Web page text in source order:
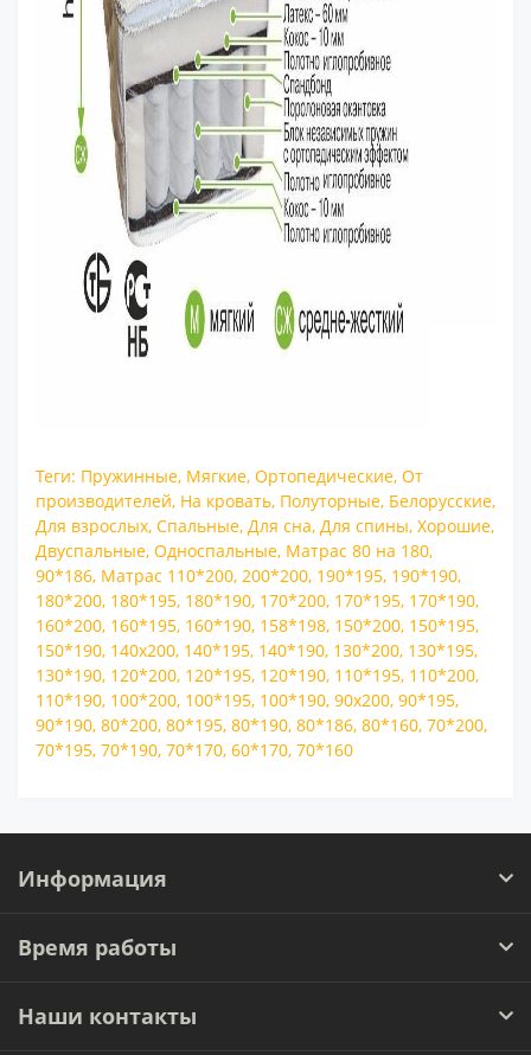
Теги: Пружинные, Мягкие, Ортопедические, От
производителей, На кровать, Полуторные, Белорусские,
Для взрослых, Спальные, Для сна, Для спины, Хорошие,
Двуспальные, Односпальные, Матрас 80 на 180,
90*186, Матрас 110*200, 200*200, 190*195, 190*190,
180*200, 180*195, 180*190, 170*200, 170*195, 170*190,
160*200, 160*195, 160*190, 158*198, 150*200, 150*195,
150*190, 140x200, 140*195, 140*190, 130*200, 130*195,
130*190, 120*200, 120*195, 120*190, 110*195, 110*200,
110*190, 100*200, 100*195, 100*190, 90x200, 90*195,
90*190, 80*200, 80*195, 80*190, 80*186, 80*160, 70*200,
70*195, 70*190, 70*170, 60*170, 70*160
Информация
Время работы
Наши контакты